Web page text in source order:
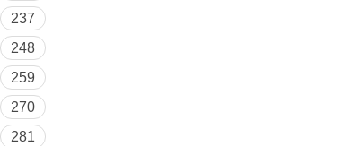
237
248
259
270
281